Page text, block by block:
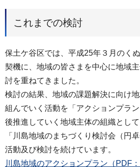
これまでの検討
保土ケ谷区では、平成25年３月のく
契機に、地域の皆さまを中心に地域
討を重ねてきました。
検討の結果、地域の課題解決に向け
組んでいく活動を「アクションプラ
後推進していく地域主体の組織として
「川島地域のまちづくり検討会（円
活動及び検討を続けています。
川島地域のアクションプラン（PDF：